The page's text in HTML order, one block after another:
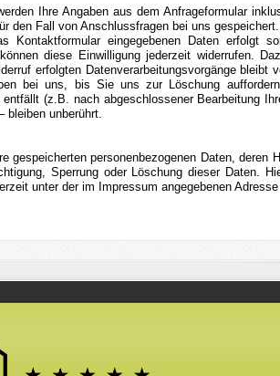
Ihre Angaben aus dem Anfrageformular
den Fall von Anschlussfragen bei uns
eingegebenen Daten erfolgt
diese Einwilligung jederzeit widerrufen.
erfolgten Datenverarbeitungsvorgänge bleibt
bei uns, bis Sie uns zur Löschung
(z.B. nach abgeschlossener Bearbeitung
unberührt.
personenbezogenen Daten, deren
Sperrung oder Löschung dieser Daten.
unter der im Impressum angegebenen